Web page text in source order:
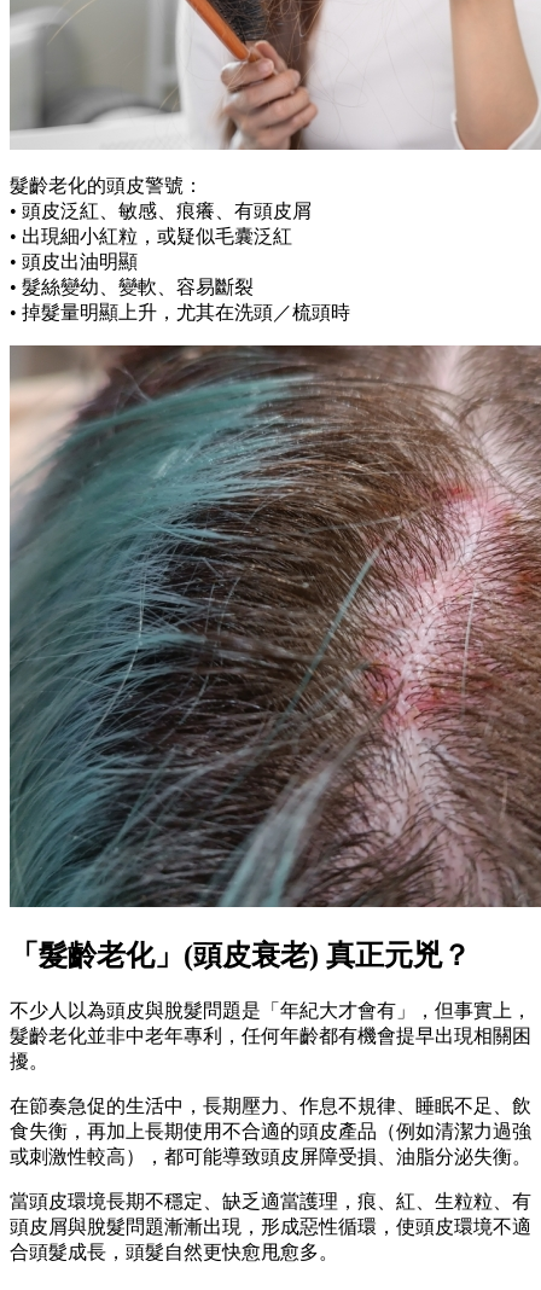
髮齡老化的頭皮警號：
• 頭皮泛紅、敏感、痕癢、有頭皮屑
• 出現細小紅粒，或疑似毛囊泛紅
• 頭皮出油明顯
• 髮絲變幼、變軟、容易斷裂
• 掉髮量明顯上升，尤其在洗頭／梳頭時
「髮齡老化」(頭皮衰老) 真正元兇？
不少人以為頭皮與脫髮問題是「年紀大才會有」，但事實上，
髮齡老化並非中老年專利，任何年齡都有機會提早出現相關困
擾。
在節奏急促的生活中，長期壓力、作息不規律、睡眠不足、飲
食失衡，再加上長期使用不合適的頭皮產品（例如清潔力過強
或刺激性較高），都可能導致頭皮屏障受損、油脂分泌失衡。
當頭皮環境長期不穩定、缺乏適當護理，痕、紅、生粒粒、有
頭皮屑與脫髮問題漸漸出現，形成惡性循環，使頭皮環境不適
合頭髮成長，頭髮自然更快愈甩愈多。